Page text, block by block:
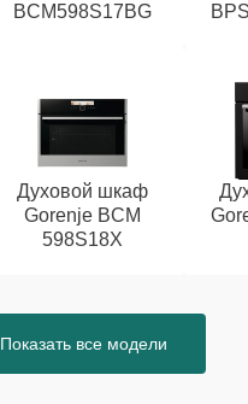
BCM598S17BG
Духовой шкаф
Gorenje BCM
598S18X
Показать все модели